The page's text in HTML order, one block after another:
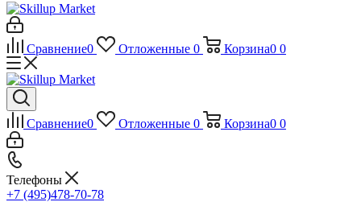
Сравнение0 Отложенные 0 Корзина0 0
Сравнение0 Отложенные 0 Корзина0 0
Телефоны
+7 (495)478-70-78